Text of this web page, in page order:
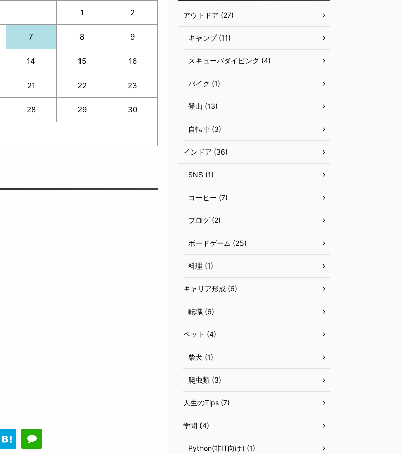
1 2
7 8 9
14 15 16
21 22 23
28 29 30
アウトドア (27)
キャンプ (11)
スキューバダイビング (4)
バイク (1)
登山 (13)
自転車 (3)
インドア (36)
SNS (1)
コーヒー (7)
ブログ (2)
ボードゲーム (25)
料理 (1)
キャリア形成 (6)
転職 (6)
ペット (4)
柴犬 (1)
爬虫類 (3)
人生のTips (7)
学問 (4)
Python(非IT向け) (1)